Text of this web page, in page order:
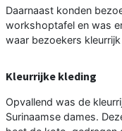
Daarnaast konden
workshoptafel en was
waar bezoekers
Kleurrijke kleding
Opvallend was de
Surinaamse dames.